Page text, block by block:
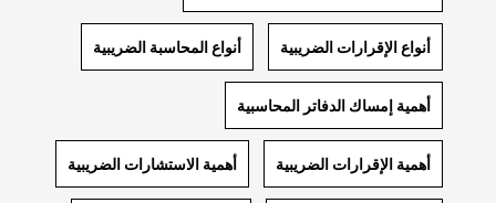
أنواع الإقرارات الضريبية أنواع المحاسبة الضريبية
أهمية إمساك الدفاتر المحاسبية
أهمية الإقرارات الضريبية أهمية الاستشارات الضريبية